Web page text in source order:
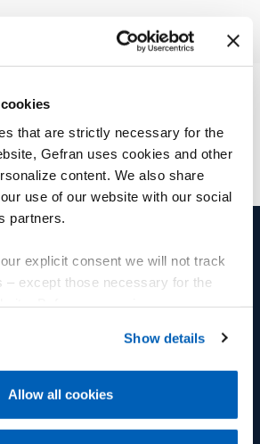
that are strictly necessary for the
Gefran uses cookies and other
content. We also share
use of our website with our social
partners.
explicit consent we will not track
– except those necessary for the
Gefran - Cookie
of personal data, at the following
Show details
Allow all cookies
e
GRUPO
Grupo
Bem estar e saúde
Diversidade